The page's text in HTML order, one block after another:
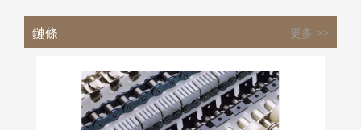
鏈條 更多 >>
IWIS 伊維氏鏈條